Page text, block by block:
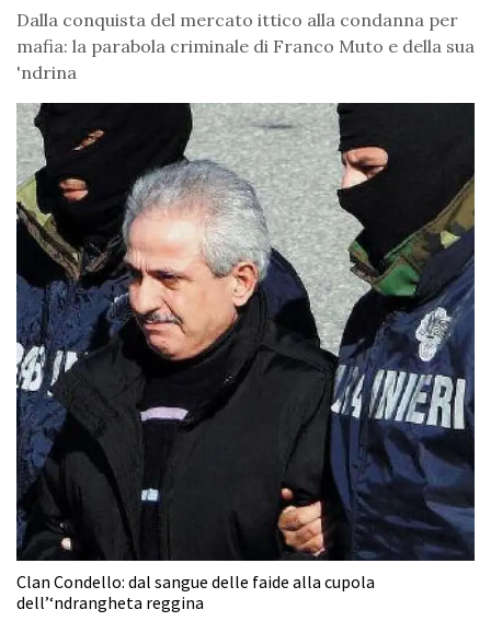
Dalla conquista del mercato ittico alla condanna per
mafia: la parabola criminale di Franco Muto e della sua
'ndrina
Clan Condello: dal sangue delle faide alla cupola
dell’‘ndrangheta reggina